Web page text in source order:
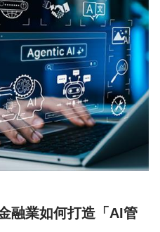
融業如何打造「AI管